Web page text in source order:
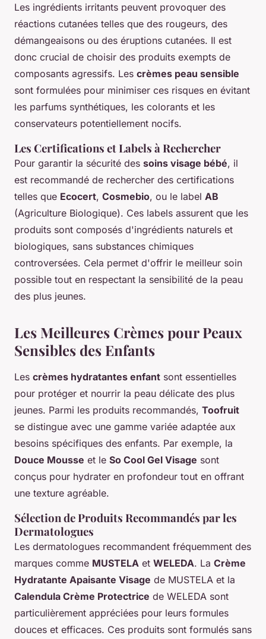
Les ingrédients irritants peuvent provoquer des
réactions cutanées telles que des rougeurs, des
démangeaisons ou des éruptions cutanées. Il est
donc crucial de choisir des produits exempts de
composants agressifs. Les crèmes peau sensible
sont formulées pour minimiser ces risques en évitant
les parfums synthétiques, les colorants et les
conservateurs potentiellement nocifs.
Les Certifications et Labels à Rechercher
Pour garantir la sécurité des soins visage bébé, il
est recommandé de rechercher des certifications
telles que Ecocert, Cosmebio, ou le label AB
(Agriculture Biologique). Ces labels assurent que les
produits sont composés d'ingrédients naturels et
biologiques, sans substances chimiques
controversées. Cela permet d'offrir le meilleur soin
possible tout en respectant la sensibilité de la peau
des plus jeunes.
Les Meilleures Crèmes pour Peaux
Sensibles des Enfants
Les crèmes hydratantes enfant sont essentielles
pour protéger et nourrir la peau délicate des plus
jeunes. Parmi les produits recommandés, Toofruit
se distingue avec une gamme variée adaptée aux
besoins spécifiques des enfants. Par exemple, la
Douce Mousse et le So Cool Gel Visage sont
conçus pour hydrater en profondeur tout en offrant
une texture agréable.
Sélection de Produits Recommandés par les
Dermatologues
Les dermatologues recommandent fréquemment des
marques comme MUSTELA et WELEDA. La Crème
Hydratante Apaisante Visage de MUSTELA et la
Calendula Crème Protectrice de WELEDA sont
particulièrement appréciées pour leurs formules
douces et efficaces. Ces produits sont formulés sans